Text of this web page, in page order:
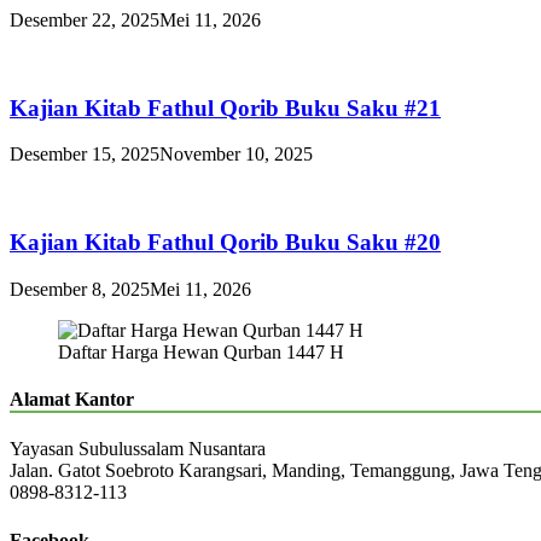
Desember 22, 2025Mei 11, 2026
Kajian Kitab Fathul Qorib Buku Saku #21
Desember 15, 2025November 10, 2025
Kajian Kitab Fathul Qorib Buku Saku #20
Desember 8, 2025Mei 11, 2026
Daftar Harga Hewan Qurban 1447 H
Alamat Kantor
Yayasan Subulussalam Nusantara
Jalan. Gatot Soebroto Karangsari, Manding, Temanggung, Jawa
0898-8312-113